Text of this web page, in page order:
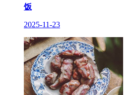
饭
2025-11-23